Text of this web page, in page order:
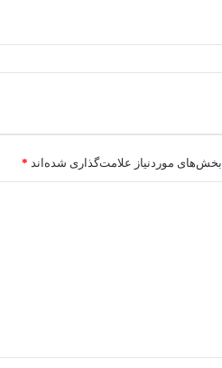
بخش‌های موردنیاز علامت‌گذاری شده‌اند *